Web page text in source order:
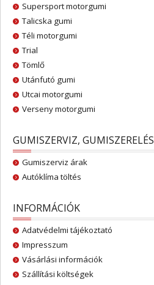
Supersport motorgumi
Talicska gumi
Téli motorgumi
Trial
Tömlő
Utánfutó gumi
Utcai motorgumi
Verseny motorgumi
GUMISZERVIZ, GUMISZERELÉS
Gumiszerviz árak
Autóklíma töltés
INFORMÁCIÓK
Adatvédelmi tájékoztató
Impresszum
Vásárlási információk
Szállítási költségek